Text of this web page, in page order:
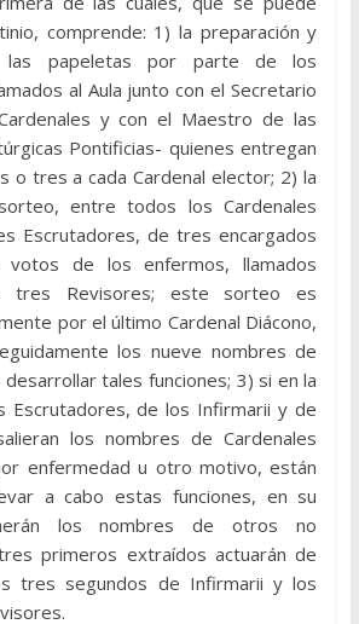
comprende: 1) la preparación y
las papeletas por parte de los
al Aula junto con el Secretario
y con el Maestro de las
Pontificias- quienes entregan
o tres a cada Cardenal elector; 2) la
entre todos los Cardenales
Escrutadores, de tres encargados
de los enfermos, llamados
tres Revisores; este sorteo es
por el último Cardenal Diácono,
los nueve nombres de
tales funciones; 3) si en la
Escrutadores, de los Infirmarii y de
los nombres de Cardenales
enfermedad u otro motivo, están
a cabo estas funciones, en su
los nombres de otros no
primeros extraídos actuarán de
tres segundos de Infirmarii y los